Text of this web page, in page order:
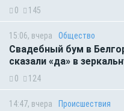
0 145
15:06, вчера Общество
Свадебный бум в
сказали «да» в
0 124
14:47, вчера Происшествия